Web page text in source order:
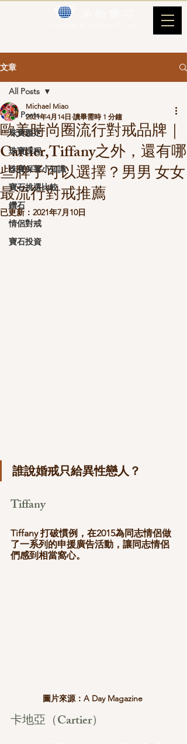
文章
All Posts
珠寶鑑定
珠寶課程
珠寶保養小知識
寶石挑選比較
鑽石
情侶對戒
寶石投資
All Posts
歐美時尚圈流行對戒品牌｜
Cartier,Tiffany之外，還有哪
些牌子可以選擇？男男 女女
最流行對戒推薦
Michael Miao
2021年4月14日 讀畢需時 1 分鐘
已更新： 2021年7月10日
誰說婚戒只給異性戀人？
Tiffany
Tiffany 打破慣例，在2015為同志情侶做
了一系列的申援廣告活動，讓同志情侶
們感到相當窩心。
圖片來源：A Day Magazine
卡地亞（Cartier）